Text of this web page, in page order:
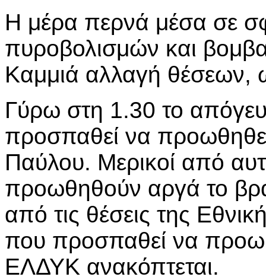
Η μέρα περνά μέσα σε
πυροβολισμών και
Καμμιά αλλαγή θέσεων,
Γύρω στη 1.30 το
προσπαθεί να
Παύλου. Μερικοί από
προωθηθούν αργά το
από τις θέσεις της
που προσπαθεί να
ΕΛΔΥΚ ανακόπτεται.